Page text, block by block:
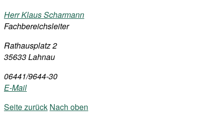
Herr Klaus Scharmann
Fachbereichsleiter
Rathausplatz 2
35633 Lahnau
06441/9644-30
E-Mail
Seite zurück Nach oben